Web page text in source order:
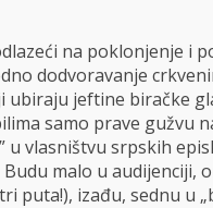
na poklonjenje i
dodvoravanje
ubiraju jeftine biračke
samo prave gužvu
u vlasništvu srpskih
malo u audijenciji,
puta!), izađu, sednu u